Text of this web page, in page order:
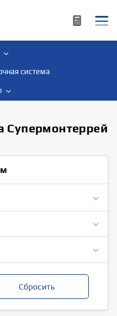
система
Супермонтеррей